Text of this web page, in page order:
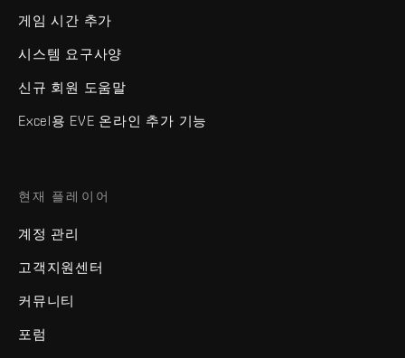
게임 시간 추가
시스템 요구사양
신규 회원 도움말
Excel용 EVE 온라인 추가 기능
현재 플레이어
계정 관리
고객지원센터
커뮤니티
포럼